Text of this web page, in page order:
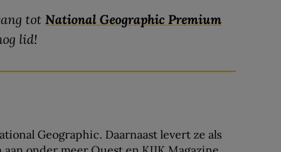
tot National Geographic Premium
lid!
Geographic. Daarnaast levert ze als